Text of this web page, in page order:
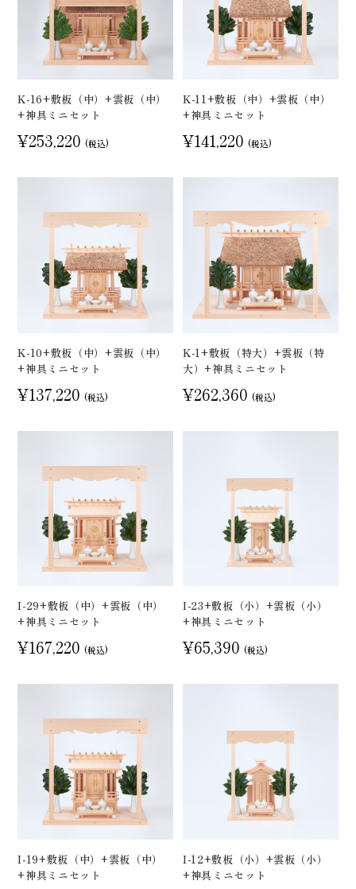
K-16+敷板（中）+雲板（中）
+神具ミニセット
¥253,220 (税込)
K-11+敷板（中）+雲板（中）
+神具ミニセット
¥141,220 (税込)
K-10+敷板（中）+雲板（中）
+神具ミニセット
¥137,220 (税込)
K-1+敷板（特大）+雲板（特
大）+神具ミニセット
¥262,360 (税込)
I-29+敷板（中）+雲板（中）
+神具ミニセット
¥167,220 (税込)
I-23+敷板（小）+雲板（小）
+神具ミニセット
¥65,390 (税込)
I-19+敷板（中）+雲板（中）
+神具ミニセット
I-12+敷板（小）+雲板（小）
+神具ミニセット